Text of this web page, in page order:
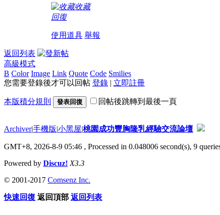
收藏
回復
使用道具 舉報
返回列表
高級模式
B Color Image Link Quote Code Smilies
您需要登錄後才可以回帖 登錄 | 立即註冊
本版積分規則 發表回復 回帖後跳轉到最後一頁
Archiver|手機版|小黑屋|桃園成功豐胸隆乳經驗交流論壇
GMT+8, 2026-8-9 05:46 , Processed in 0.048006 second(s), 9
Powered by Discuz! X3.3
© 2001-2017 Comsenz Inc.
快速回復 返回頂部 返回列表